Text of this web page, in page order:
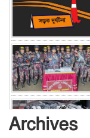
Archives